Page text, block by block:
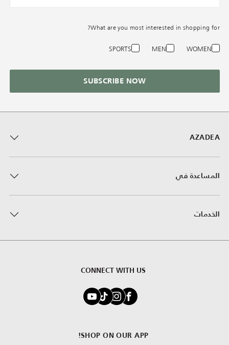
AZADEA
المساعدة في
الخدمات
CONNECT WITH US
SHOP ON OUR APP!
What are you most interested in shopping for?
WOMEN
MEN
SPORTS
SUBSCRIBE NOW